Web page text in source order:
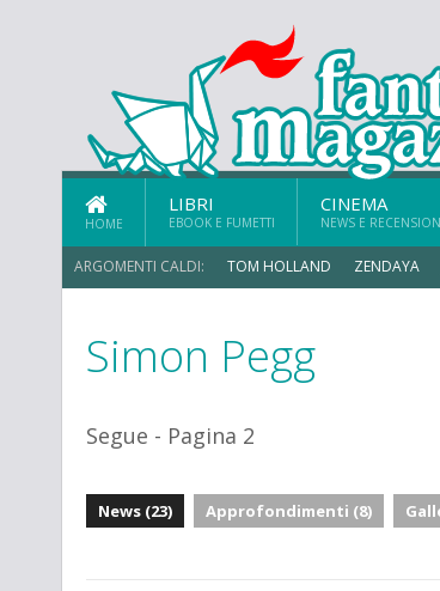
HOME
LIBRI
EBOOK E FUMETTI
CINEMA
NEWS E
ARGOMENTI CALDI: TOM HOLLAND ZENDAYA
ERIK SOMMERS
Simon Pegg
Segue - Pagina 2
News (23) Approfondimenti (8)